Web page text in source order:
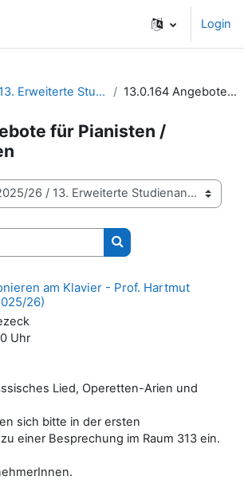
Login
13. Erweiterte Studienangebote | Wahlmodule 13.0.164 Angebote für Pianisten / Korrepetitoren
für Pianisten /
Kurse suchen
am Klavier - Prof. Hartmut
26)
Uhr
Lied, Operetten-Arien und
sich bitte in der ersten
einer Besprechung im Raum 313 ein.